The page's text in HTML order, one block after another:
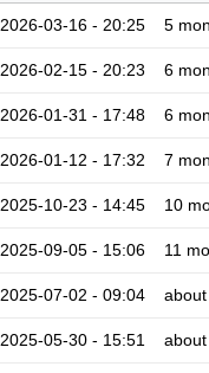
2026-03-16 - 20:25 5
2026-02-15 - 20:23 6
2026-01-31 - 17:48 6
2026-01-12 - 17:32 7
2025-10-23 - 14:45 10
2025-09-05 - 15:06 11
2025-07-02 - 09:04
2025-05-30 - 15:51